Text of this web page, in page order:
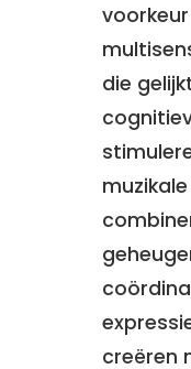
die
creëren